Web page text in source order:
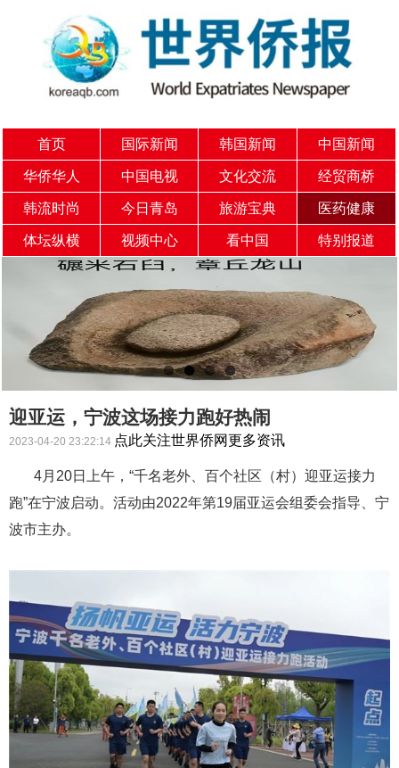
首页 国际新闻 韩国新闻 中国新闻
华侨华人 中国电视 文化交流 经贸商桥
韩流时尚 今日青岛 旅游宝典 医药健康
体坛纵横 视频中心 看中国 特别报道
迎亚运，宁波这场接力跑好热闹
2023-04-20 23:22:14 点此关注世界侨网更多资讯
4月20日上午，“千名老外、百个社区（村）迎亚运接力
跑”在宁波启动。活动由2022年第19届亚运会组委会指导、宁
波市主办。